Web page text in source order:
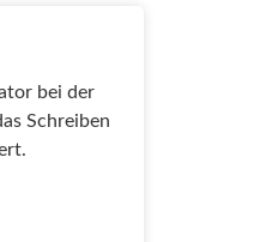
bei der
Schreiben